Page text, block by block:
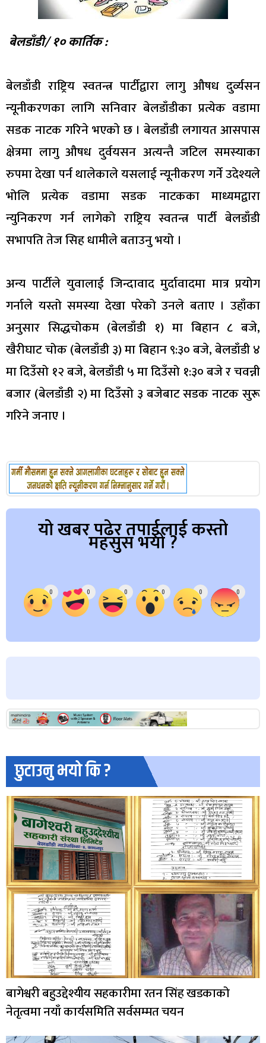
बेलडाँडी/ १० कार्तिक :
बेलडाँडी राष्ट्रिय स्वतन्त्र पार्टीद्वारा लागु औषध दुर्व्यसन
न्यूनीकरणका लागि सनिवार बेलडाँडीका प्रत्येक वडामा
सडक नाटक गरिने भएकाे छ । बेलडाँडी लगायत आसपास
क्षेत्रमा लागु औषध दुर्वयसन अत्यन्तै जटिल समस्याका
रुपमा देखा पर्न थालेकाले यसलाई न्यूनीकरण गर्ने उदेश्यले
भोलि प्रत्येक वडामा सडक नाटकका माध्यमद्वारा
न्युनिकरण गर्न लागेको राष्ट्रिय स्वतन्त्र पार्टी बेलडाँडी
सभापति तेज सिह धामीले बताउनु भयो ।
अन्य पार्टीले युवालाई जिन्दावाद मुर्दावादमा मात्र प्रयोग
गर्नाले यस्तो समस्या देखा परेको उनले बताए । उहाँका
अनुसार सिद्धचोकम (बेलडाँडी १) मा बिहान ८ बजे,
खैरीघाट चोक (बेलडाँडी ३) मा बिहान ९:३० बजे, बेलडाँडी ४
मा दिउँसो १२ बजे, बेलडाँडी ५ मा दिउँसो १:३० बजे र चवन्नी
बजार (बेलडाँडी २) मा दिउँसो ३ बजेबाट सडक नाटक सुरू
गरिने जनाए ।
यो खबर पढेर तपाईलाई कस्तो
महसुस भयो ?
0 0 0 0 0 0
छुटाउनु भयो कि ?
बागेश्वरी बहुउद्देश्यीय सहकारीमा रतन सिंह खडकाको
नेतृत्वमा नयाँ कार्यसमिति सर्वसम्मत चयन